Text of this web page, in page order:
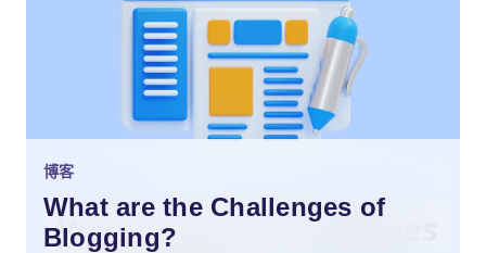
博客
What are the Challenges of
Blogging?